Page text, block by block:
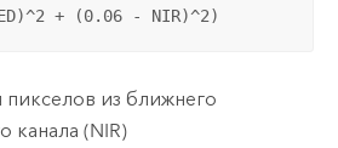
+ (0.06 - NIR)^2)
пикселов из ближнего
канала (NIR)